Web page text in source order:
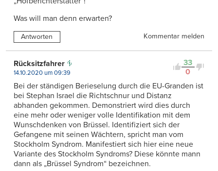
Was will man denn erwarten?
Antworten Kommentar melden
33
0
Rücksitzfahrer
14.10.2020 um 09:39
Bei der ständigen Berieselung durch die EU-Granden ist
bei Stephan Israel die Richtschnur und Distanz
abhanden gekommen. Demonstriert wird dies durch
eine mehr oder weniger volle Identifikation mit dem
Wunschdenken von Brüssel. Identifiziert sich der
Gefangene mit seinen Wächtern, spricht man vom
Stockholm Syndrom. Manifestiert sich hier eine neue
Variante des Stockholm Syndroms? Diese könnte mann
dann als „Brüssel Syndrom“ bezeichnen.